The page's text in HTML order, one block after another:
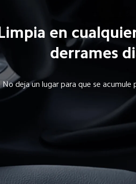
Limpia en
derrames
No deja un lugar para que se